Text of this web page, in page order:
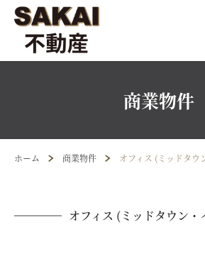
商業物件
ホーム 商業物件 オフィス (ミッドタウ
オフィス (ミッドタウン・